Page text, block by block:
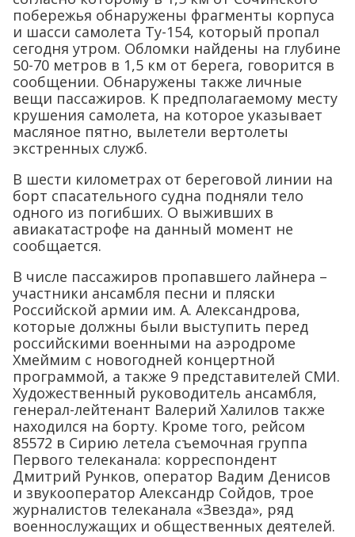
побережья обнаружены фрагменты корпуса
и шасси самолета Ту-154, который пропал
сегодня утром. Обломки найдены на глубине
50-70 метров в 1,5 км от берега, говорится в
сообщении. Обнаружены также личные
вещи пассажиров. К предполагаемому месту
крушения самолета, на которое указывает
масляное пятно, вылетели вертолеты
экстренных служб.
В шести километрах от береговой линии на
борт спасательного судна подняли тело
одного из погибших. О выживших в
авиакатастрофе на данный момент не
сообщается.
В числе пассажиров пропавшего лайнера –
участники ансамбля песни и пляски
Российской армии им. А. Александрова,
которые должны были выступить перед
российскими военными на аэродроме
Хмеймим с новогодней концертной
программой, а также 9 представителей СМИ.
Художественный руководитель ансамбля,
генерал-лейтенант Валерий Халилов также
находился на борту. Кроме того, рейсом
85572 в Сирию летела съемочная группа
Первого телеканала: корреспондент
Дмитрий Рунков, оператор Вадим Денисов
и звукооператор Александр Сойдов, трое
журналистов телеканала «Звезда», ряд
военнослужащих и общественных деятелей.